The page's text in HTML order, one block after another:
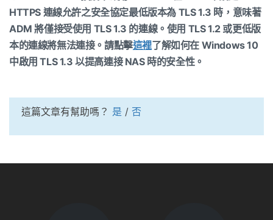
HTTPS 連線允許之安全協定最低版本為 TLS 1.3 時，意味著
ADM 將僅接受使用 TLS 1.3 的連線。使用 TLS 1.2 或更低版
本的連線將無法連接。請點擊這裡了解如何在 Windows 10
中啟用 TLS 1.3 以提高連接 NAS 時的安全性。
這篇文章有幫助嗎？ 是 / 否